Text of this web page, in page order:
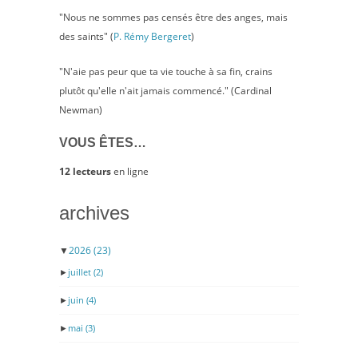
"Nous ne sommes pas censés être des anges, mais
des saints" (P. Rémy Bergeret)
"N'aie pas peur que ta vie touche à sa fin, crains
plutôt qu'elle n'ait jamais commencé." (Cardinal
Newman)
VOUS ÊTES…
12 lecteursen ligne
archives
▼2026(23)
► juillet (2)
► juin (4)
► mai (3)